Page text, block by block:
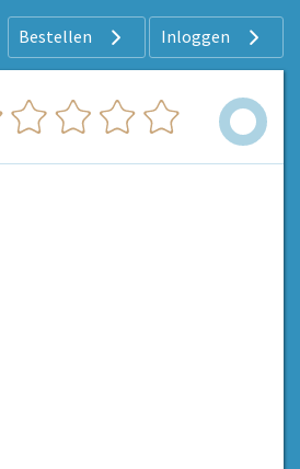
Bestellen Inloggen